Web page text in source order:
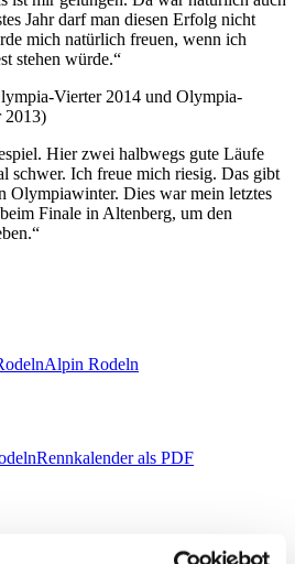
Jahr darf man diesen Erfolg nicht
mich natürlich freuen, wenn ich
stehen würde.“
Vierter 2014 und Olympia-
2013)
Hier zwei halbwegs gute Läufe
schwer. Ich freue mich riesig. Das gibt
Olympiawinter. Dies war mein letztes
Finale in Altenberg, um den
Alpin Rodeln
Rennkalender als PDF